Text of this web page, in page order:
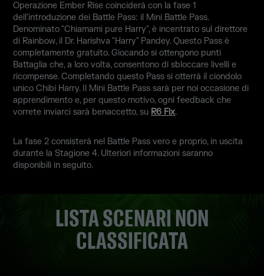
Operazione Ember Rise coinciderà con la fase 1
dell'introduzione dei Battle Pass: il Mini Battle Pass.
Denominato "Chiamami pure Harry", è incentrato sul direttore
di Rainbow, il Dr. Harishva "Harry" Pandey. Questo Pass è
completamente gratuito. Giocando si ottengono punti
Battaglia che, a loro volta, consentono di sbloccare livelli e
ricompense. Completando questo Pass si otterrà il ciondolo
unico Chibi Harry. Il Mini Battle Pass sarà per noi occasione di
apprendimento e, per questo motivo, ogni feedback che
vorrete inviarci sarà benaccetto, su R6 Fix.
La fase 2 consisterà nel Battle Pass vero e proprio, in uscita
durante la Stagione 4. Ulteriori informazioni saranno
disponibili in seguito.
LISTA SCENARI NON
CLASSIFICATA